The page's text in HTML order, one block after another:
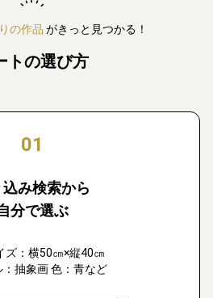
の作品 がきっと見つかる！
トの選び方
01
み検索から
分で選ぶ
ズ：横50㎝×縦40㎝
：抽象画 色：青など